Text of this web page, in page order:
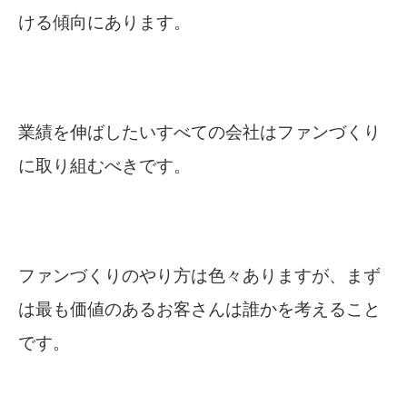
ける傾向にあります。
業績を伸ばしたいすべての会社はファンづくり
に取り組むべきです。
ファンづくりのやり方は色々ありますが、まず
は最も価値のあるお客さんは誰かを考えること
です。